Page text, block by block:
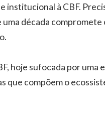
institucional à CBF.
uma década compromete
hoje sufocada por uma
que compõem o